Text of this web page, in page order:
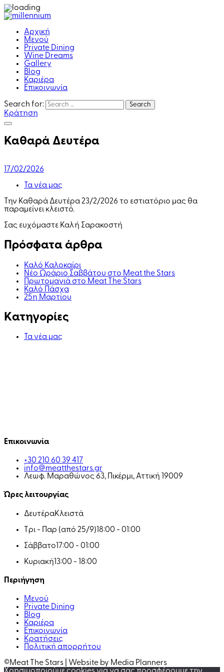
Αρχική
Μενού
Private Dining
Wine Dreams
Gallery
Blog
Καριέρα
Επικοινωνία
Search for: Search
Κράτηση
Καθαρά Δευτέρα
17/02/2026
Τα νέα μας
Την Καθαρά Δευτέρα 23/2/2026 το εστιατόριο μας θα
παραμείνει κλειστό.
Σας ευχόμαστε Καλή Σαρακοστή
Πρόσφατα άρθρα
Καλό Καλοκαίρι
Νέο Ωράριο Σαββάτου στο Meat the Stars
Πρωτομαγιά στο Meat The Stars
Καλό Πάσχα
25η Μαρτίου
Kατηγορίες
Τα νέα μας
Επικοινωνία
+30 210 60 39 417
info@meatthestars.gr
Λεωφ. Μαραθώνος 63, Πικέρμι, Αττική 19009
Ώρες λειτουργίας
ΔευτέραΚλειστά
Τρι - Παρ (από 25/9) 18:00 - 01:00
Σάββατο 17:00 - 01:00
Κυριακή 13:00 - 18:00
Περιήγηση
Μενού
Private Dining
Blog
Καριέρα
Επικοινωνία
Κρατήσεις
Πολιτική απορρήτου
©Meat The Stars | Website by Media Planners